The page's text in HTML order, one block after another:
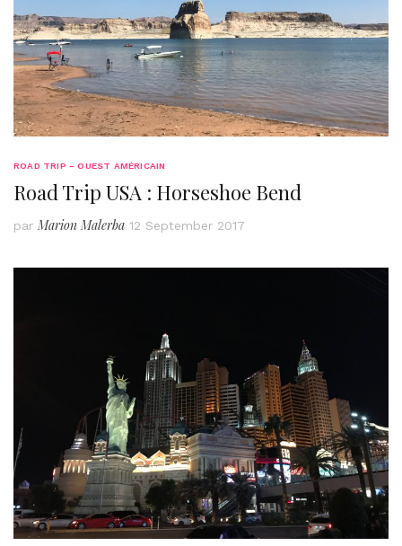
ROAD TRIP - OUEST AMÉRICAIN
Road Trip USA : Horseshoe Bend
parMarion Malerba 12 September 2017